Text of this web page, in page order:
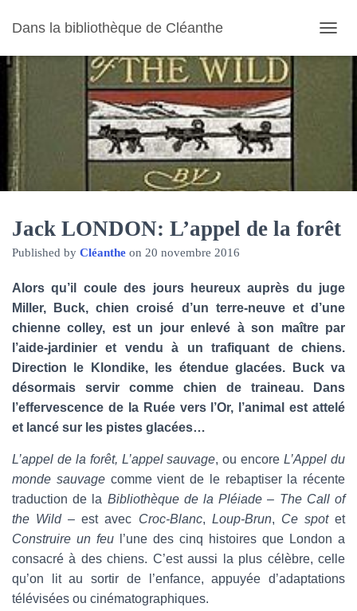
Dans la bibliothèque de Cléanthe
U
M
R
L
V
I
G
A
O
N
Jack LONDON: L’appel de la forêt
Published by Cléanthe on 20 novembre 2016
Alors qu’il coule des jours heureux auprès du juge
Miller, Buck, chien croisé d’un terre-neuve et d’une
chienne colley, est un jour enlevé à son maître par
l’aide-jardinier et vendu à un trafiquant de chiens.
Direction le Klondike, les étendue glacées. Buck va
désormais servir comme chien de traineau. Dans
l’effervescence de la Ruée vers l’Or, l’animal est attelé
et lancé sur les pistes glacées…
L’appel de la forêt, L’appel sauvage, ou encoreL’Appel du
monde sauvagecomme vient de le rebaptiser la récente
traduction de la Bibliothèque de la Pléiade – The Call of
the Wild– est avec Croc-Blanc, Loup-Brun, Ce spotet
Construire un feu
l’une des cinq histoires que London a
consacré à des chiens. C’est aussi la plus célèbre, celle
qu’on lit au sortir de l’enfance, appuyée d’adaptations
télévisées ou cinématographiques.